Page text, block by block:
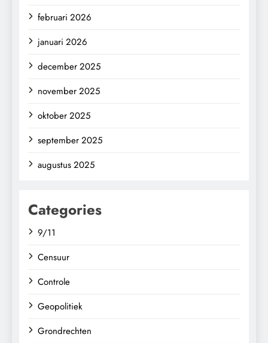
februari 2026
januari 2026
december 2025
november 2025
oktober 2025
september 2025
augustus 2025
Categories
9/11
Censuur
Controle
Geopolitiek
Grondrechten